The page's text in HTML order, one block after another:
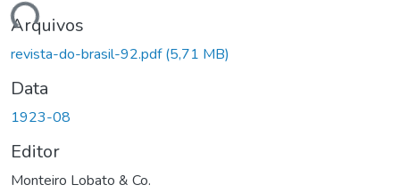
Arquivos
revista-do-brasil-92.pdf(5,71 MB)
Data
1923-08
Editor
Monteiro Lobato & Co.